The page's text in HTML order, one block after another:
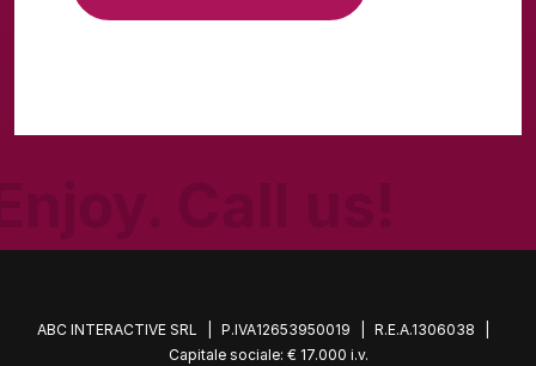
ABC INTERACTIVE SRL P.IVA12653950019 R.E.A.1306038
Capitale sociale: € 17.000 i.v.